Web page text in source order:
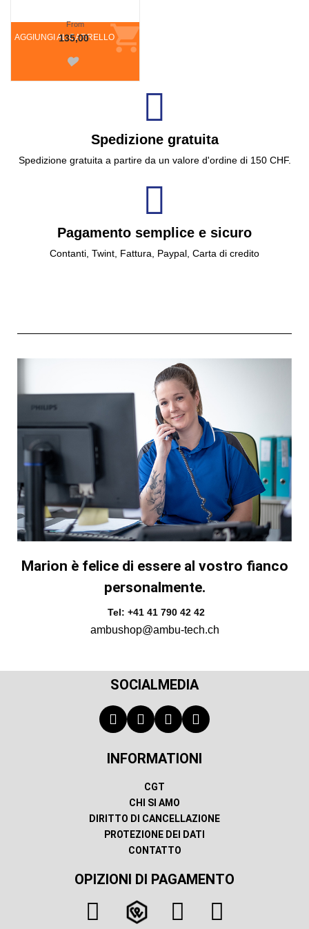
AGGIUNGI AL CARRELLO
From
135,00
Spedizione gratuita
Spedizione gratuita a partire da un valore d'ordine di 150 CHF.
Pagamento semplice e sicuro
Contanti, Twint, Fattura, Paypal, Carta di credito
Marion è felice di essere al vostro fianco
personalmente.
Tel: +41 41 790 42 42
ambushop@ambu-tech.ch
SOCIALMEDIA
INFORMATIONI
CGT
CHI SI AMO
DIRITTO DI CANCELLAZIONE
PROTEZIONE DEI DATI
CONTATTO
OPIZIONI DI PAGAMENTO